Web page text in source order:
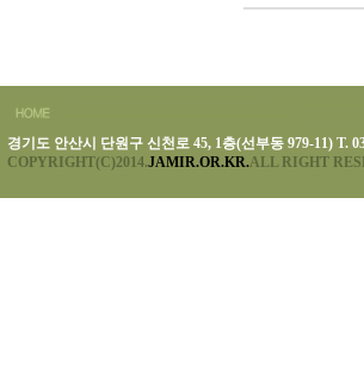
경기도 안산시 단원구 신천로 45, 1층(선부동 979-11) T.
COPYRIGHT(C)2014.JAMIR.OR.KR.ALL RIGHT